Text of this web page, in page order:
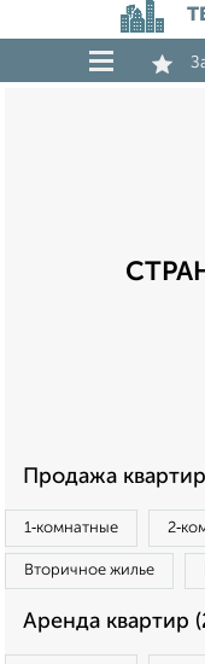
Продажа
1‑комнатные
Вторичное жилье
Аренда квартир